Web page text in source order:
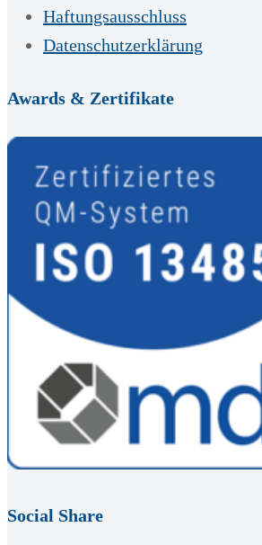
Haftungsausschluss
Datenschutzerklärung
Awards & Zertifikate
Social Share